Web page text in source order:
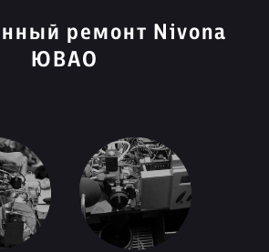
ремонт Nivona
ЮВАО